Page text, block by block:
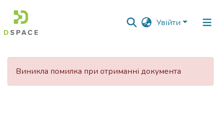
Увійти
Фонди
Виникла помилка при отриманні документа